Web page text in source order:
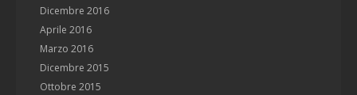
Dicembre 2016
Aprile 2016
Marzo 2016
Dicembre 2015
Ottobre 2015